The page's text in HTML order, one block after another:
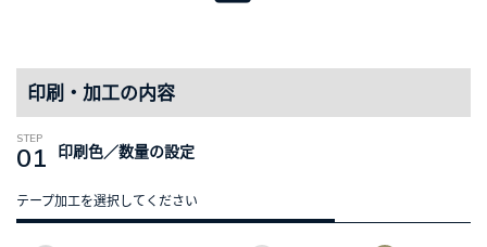
印刷・加工の内容
01 印刷色／数量の設定
テープ加工を選択してください